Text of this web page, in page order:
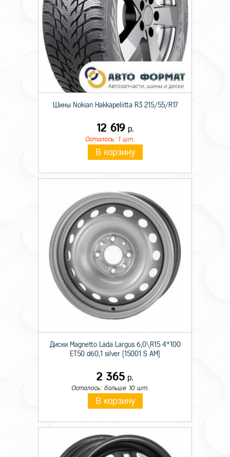
Шины Nokian Hakkapeliitta R3 215/55/R17
12 619р.
Осталось: 1 шт.
В корзину
Диски Magnetto Lada Largus 6,0\R15 4*100
ET50 d60,1 silver [15001 S AM]
2 365 р.
Осталось: больше 10 шт.
В корзину